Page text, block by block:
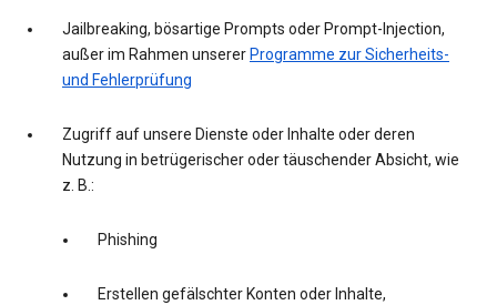
Jailbreaking, bösartige Prompts oder Prompt-Injection,
außer im Rahmen unserer Programme zur Sicherheits-
und Fehlerprüfung
Zugriff auf unsere Dienste oder Inhalte oder deren
Nutzung in betrügerischer oder täuschender Absicht, wie
z. B.:
Phishing
Erstellen gefälschter Konten oder Inhalte,